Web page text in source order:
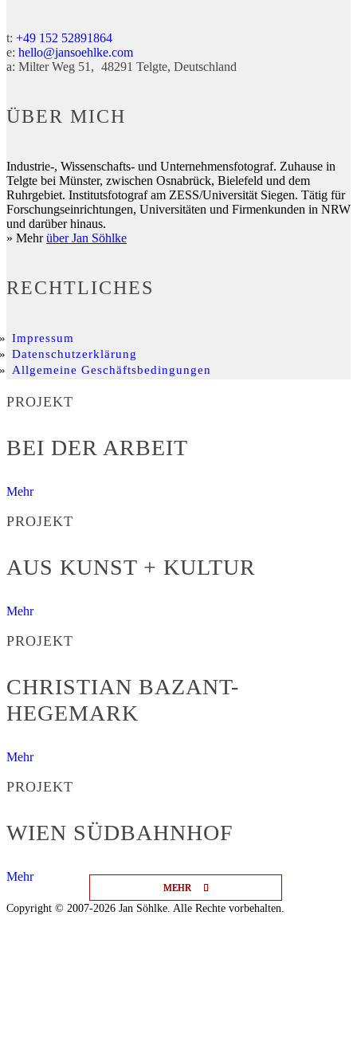
MEHR
MEHR
MEHR
t: +49 152 52891864
e: hello@jansoehlke.com
a: Milter Weg 51 48291 Telgte Deutschland
ÜBER MICH
Industrie-, Wissenschafts- und Unternehmensfotograf. Zuhause in
Telgte bei Münster, zwischen Osnabrück, Bielefeld und dem
Ruhrgebiet. Institutsfotograf am ZESS/Universität Siegen. Tätig für
Forschungseinrichtungen, Universitäten und Firmenkunden in NRW
und darüber hinaus.
» Mehrüber Jan Söhlke
RECHTLICHES
Impressum
Datenschutzerklärung
Allgemeine Geschäftsbedingungen
PROJEKT
BEI DER ARBEIT
Mehr
PROJEKT
AUS KUNST + KULTUR
Mehr
PROJEKT
CHRISTIAN BAZANT-
HEGEMARK
Mehr
PROJEKT
WIEN SÜDBAHNHOF
Mehr
Copyright © 2007-2026 Jan Söhlke. Alle Rechte vorbehalten.